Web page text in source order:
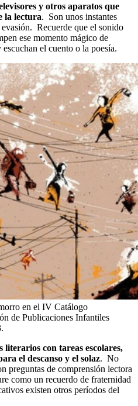
y otros aparatos que
la lectura. Son unos instantes
Recuerde que el sonido
ese momento mágico de
el cuento o la poesía.
en el IV Catálogo
de Publicaciones Infantiles
literarios con tareas escolares,
el descanso y el solaz. No
preguntas de comprensión lectora
como un recuerdo de fraternidad
existen otros períodos del